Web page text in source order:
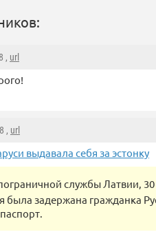
, url
, url
выдавала себя за эстонку
службы Латвии,
задержана гражданка